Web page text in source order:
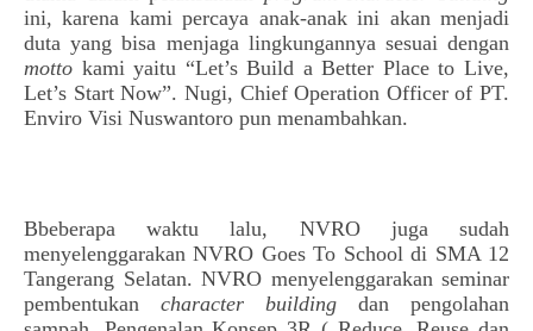
ini, karena kami percaya anak-anak ini akan menjadi
motto kami yaitu “Let’s Build a Better Place to Live,
Let’s Start Now”. Nugi, Chief Operation Officer of PT.
Enviro Visi Nuswantoro pun menambahkan.
Bbeberapa waktu lalu, NVRO juga sudah
menyelenggarakan NVRO Goes To School di SMA 12
Tangerang Selatan. NVRO menyelenggarakan seminar
pembentukan character building dan pengolahan